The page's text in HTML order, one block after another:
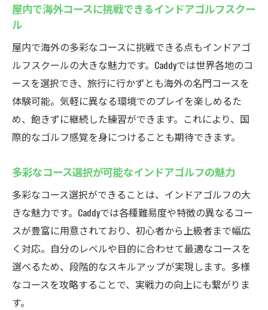
屋内で海外コースに挑戦できるインドアゴルフスクー
ル
屋内で海外の多彩なコースに挑戦できる点もインドアゴ
ルフスクールの大きな魅力です。Caddyでは世界各地のコ
ースを選択でき、旅行に行かずとも海外の名門コースを
体験可能。気軽に異なる環境でのプレイを楽しめるた
め、飽きずに継続した練習ができます。これにより、国
際的なゴルフ感覚を身につけることも期待できます。
多彩なコース選択が可能なインドアゴルフの魅力
多彩なコース選択ができることは、インドアゴルフの大
きな魅力です。Caddyでは各種難易度や特徴の異なるコー
スが豊富に用意されており、初心者から上級者まで幅広
く対応。自分のレベルや目的に合わせて最適なコースを
選べるため、段階的なスキルアップが実現します。多様
なコースを攻略することで、実戦力の向上にも繋がりま
す。